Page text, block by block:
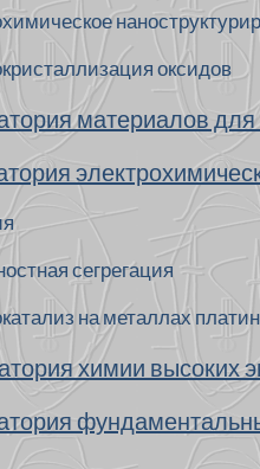
оксидов
материалов
сегрегация
на металлах
химии высоких